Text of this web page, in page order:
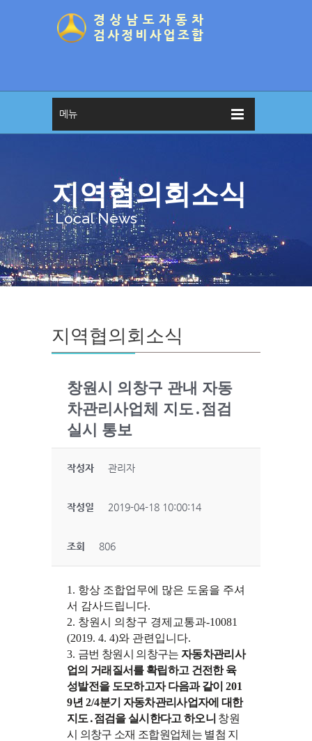
메뉴
지역협의회소식
Local News
지역협의회소식
창원시 의창구 관내 자동
차관리사업체 지도․점검
실시 통보
작성자 관리자
작성일 2019-04-18 10:00:14
조회 806
1. 항상 조합업무에 많은 도움을 주셔
서 감사드립니다.
2. 창원시 의창구 경제교통과-10081
(2019. 4. 4)와 관련입니다.
3. 금번 창원시 의창구는 자동차관리사
업의 거래질서를 확립하고 건전한 육
성발전을 도모하고자 다음과 같이 201
9년 2/4분기 자동차관리사업자에 대한
지도 ․점검을 실시한다고 하오니 창원
시 의창구 소재 조합원업체는 별첨 지